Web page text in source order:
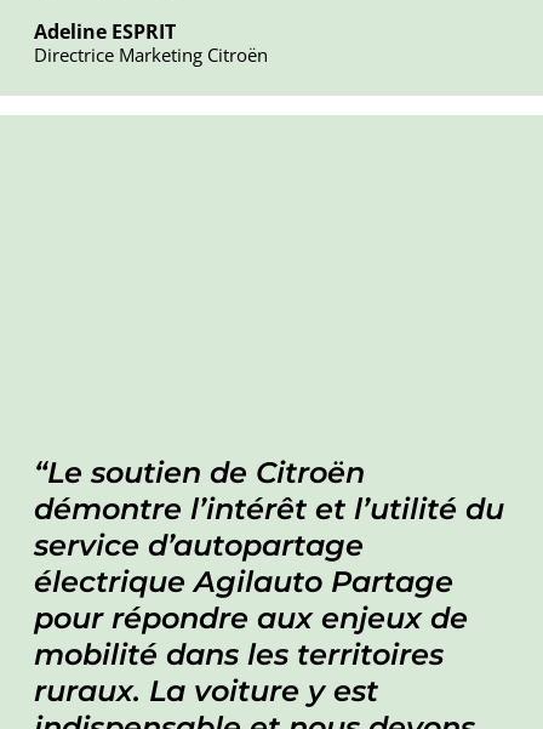
Adeline ESPRIT
Directrice Marketing Citroën
Le soutien de Citroën
démontre l’intérêt et l’utilité du
service d’autopartage
électrique Agilauto Partage
pour répondre aux enjeux de
mobilité dans les territoires
ruraux. La voiture y est